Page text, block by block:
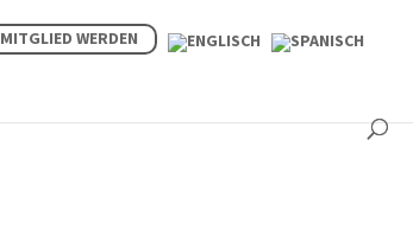
MITGLIED WERDEN